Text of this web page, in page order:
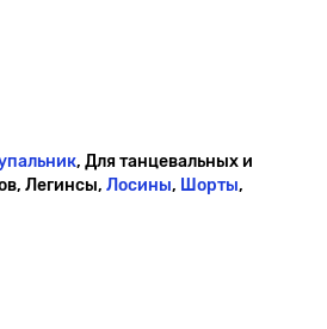
, Для танцевальных и
Легинсы, Лосины, Шорты,